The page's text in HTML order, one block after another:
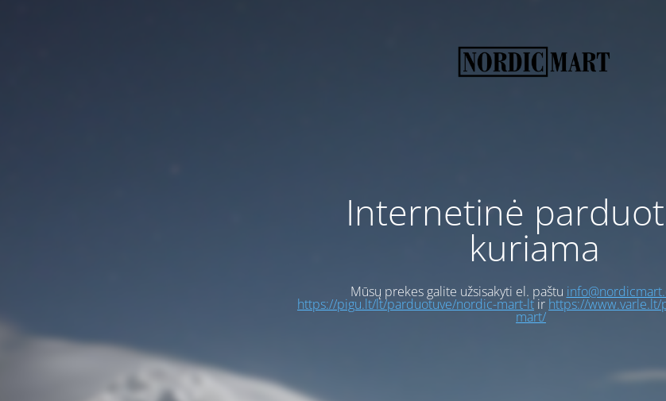
Internetinė
kuriama
Mūsų prekes galite užsisakyti el. paštu
https://pigu.lt/lt/parduotuve/nordic-mart-ltir https://
mart/